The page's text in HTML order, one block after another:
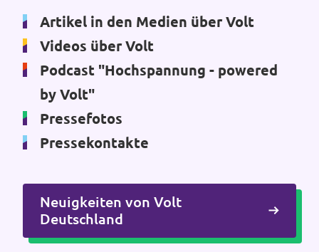
Artikel in den Medien über Volt
Videos über Volt
Podcast "Hochspannung - powered
by Volt"
Pressefotos
Pressekontakte
Neuigkeiten von Volt
Deutschland